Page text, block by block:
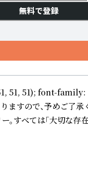
無料で登録
51,
ので、予め
ては「大